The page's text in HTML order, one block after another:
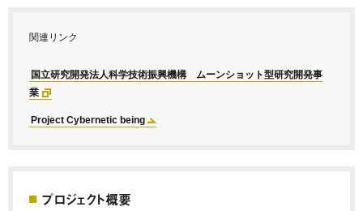
関連リンク
国立研究開発法人科学技術振興機構 ムーンショット型研究開発事
業
Project Cybernetic being
プロジェクト概要